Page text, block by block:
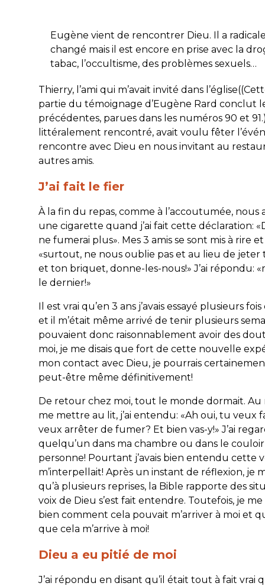
Eugène vient de rencontrer Dieu. Il a
changé mais il est encore en prise avec la
tabac, l’occultisme, des problèmes sexuels…
Thierry, l’ami qui m’avait invité dans
partie du témoignage d’Eugène Rard conclut
précédentes, parues dans les numéros 90 et
littéralement rencontré, avait voulu fêter
rencontre avec Dieu en nous invitant au
autres amis.
J’ai fait le fier
À la fin du repas, comme à l’accoutumée, nous
une cigarette quand j’ai fait cette déclaration:
ne fumerai plus». Mes 3 amis se sont mis à rire
«surtout, ne nous oublie pas et au lieu de jeter
et ton briquet, donne-les-nous!» J’ai répondu:
le dernier!»
Il est vrai qu’en 3 ans j’avais essayé plusieurs
et il m’était même arrivé de tenir plusieurs
pouvaient donc raisonnablement avoir des
moi, je me disais que fort de cette nouvelle
mon contact avec Dieu, je pourrais
peut-être même définitivement!
De retour chez moi, tout le monde dormait.
me mettre au lit, j’ai entendu: «Ah oui, tu veux
veux arrêter de fumer? Et bien vas-y!» J’ai
quelqu’un dans ma chambre ou dans le couloir
personne! Pourtant j’avais bien entendu cette
m’interpellait! Après un instant de réflexion, je
qu’à plusieurs reprises, la Bible rapporte des
voix de Dieu s’est fait entendre. Toutefois, je
bien comment cela pouvait m’arriver à moi et
que cela m’arrive à moi!
Dieu a eu pitié de moi
J’ai répondu en disant qu’il était tout à fait vrai